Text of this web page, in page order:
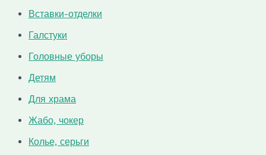
Вставки-отделки
Галстуки
Головные уборы
Детям
Для храма
Жабо, чокер
Колье, серьги